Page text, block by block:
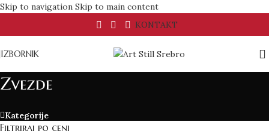
Skip to navigation Skip to main content
KONTAKT
IZBORNIK
Zvezde
Kategorije
Filtriraj po ceni